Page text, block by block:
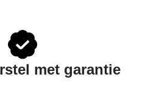
met garantie